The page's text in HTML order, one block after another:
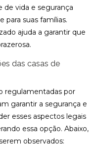
de vida e segurança
para suas famílias.
ajuda a garantir que
das casas de
regulamentadas por
garantir a segurança e
esses aspectos legais
essa opção. Abaixo,
observados: